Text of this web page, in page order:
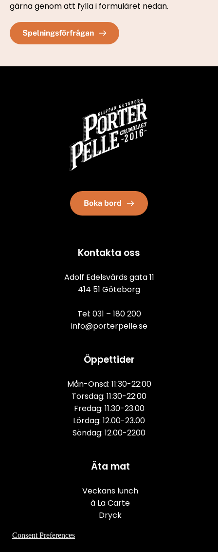
gärna genom att fylla i formuläret nedan.
Spelningsförfrågan
Boka bord
Kontakta oss
Adolf Edelsvärds gata 11
414 51 Göteborg
Tel: 031 – 180 200
info@porterpelle.se
Öppettider
Mån-Onsd: 11:30-22:00
Torsdag: 11:30-22:00
Fredag: 11.30-23.00
Lördag: 12.00-23.00
Söndag: 12.00-2200
Äta mat
Veckans lunch
à La Carte
Dryck
Consent Preferences